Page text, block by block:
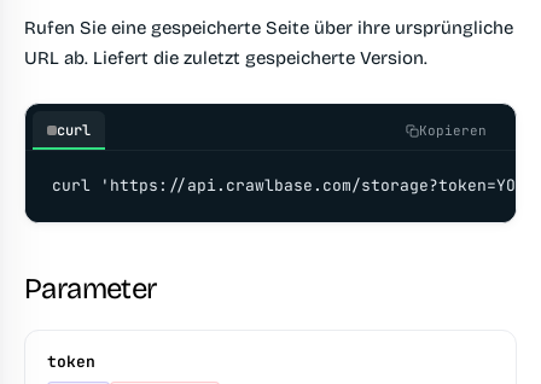
Rufen Sie eine gespeicherte Seite über ihre ursprüngliche
URL ab. Liefert die zuletzt gespeicherte Version.
curl Kopieren
curl 'https://api.crawlbase.com/
Parameter
token